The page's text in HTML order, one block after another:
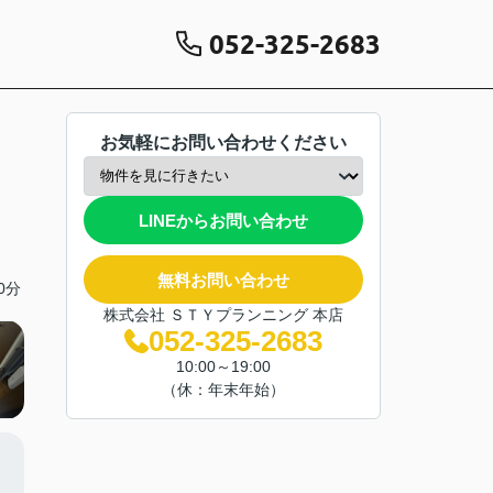
052-325-2683
分
お気軽にお問い合わせください
LINEからお問い合わせ
無料お問い合わせ
株式会社 ＳＴＹプランニング 本店
052-325-2683
10:00～19:00
（休：年末年始）